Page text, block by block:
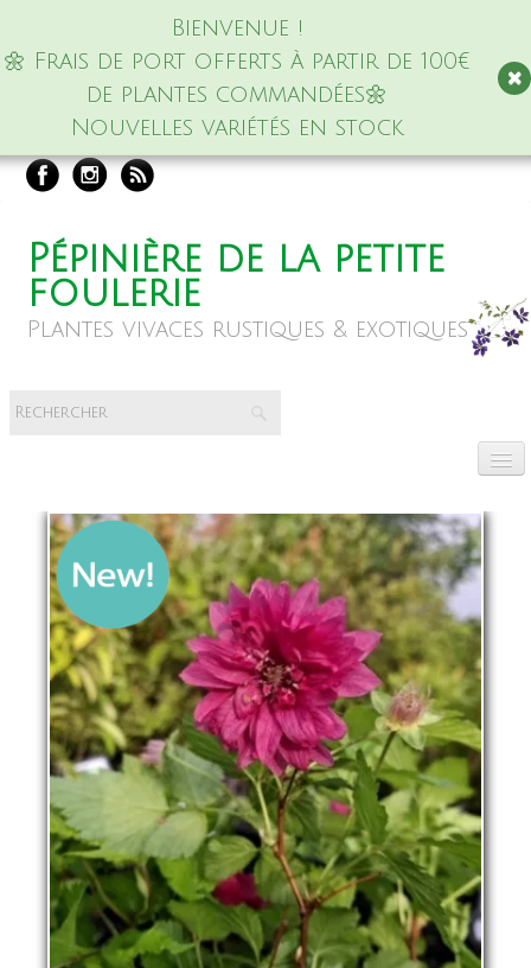
Bienvenue !
🌼 Frais de port offerts à partir de 100€
de plantes commandées🌼
Nouvelles variétés en stock
Pépinière de la petite
foulerie
Plantes vivaces rustiques & exotiques
La pépinière
Boutique
Événements▼
Infos
Avis
Contact
0